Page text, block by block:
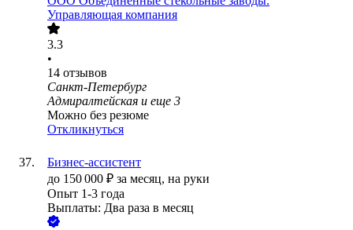
Управляющая компания
3.3
•
14 отзывов
Санкт-Петербург
Адмиралтейская и еще 3
Можно без резюме
Откликнуться
Бизнес-ассистент
до 150 000 ₽ за месяц, на руки
Опыт 1-3 года
Выплаты: Два раза в месяц